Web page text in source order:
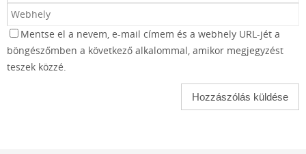
Mentse el a nevem, e-mail címem és a webhely URL-jét a
böngészőmben a következő alkalommal, amikor megjegyzést
teszek közzé.